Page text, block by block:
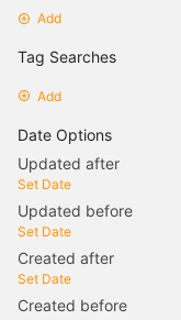
Add
Tag Searches
Add
Date Options
Updated after
Set Date
Updated before
Set Date
Created after
Set Date
Created before